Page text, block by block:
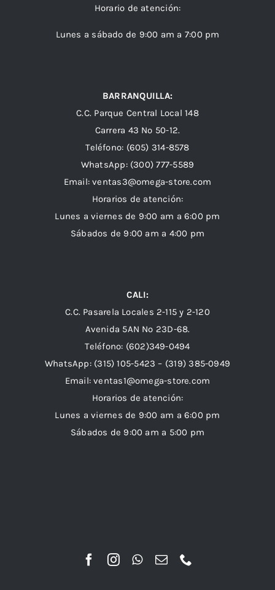
Horario de atención:
Lunes a sábado de 9:00 am a 7:00 pm
BARRANQUILLA:
C.C. Parque Central Local 148
Carrera 43 Nº 50-12.
Teléfono: (605) 314-8578
WhatsApp: (300) 777-5589
Email: ventas3@omega-store.com
Horarios de atención:
Lunes a viernes de 9:00 am a 6:00 pm
Sábados de 9:00 am a 4:00 pm
CALI:
C.C. Pasarela Locales 2-115 y 2-120
Avenida 5AN Nº 23D-68.
Teléfono: (602)349-0494
WhatsApp: (315) 105-5423 – (319) 385-0949
Email:ventas1@omega-store.com
Horarios de atención:
Lunes a viernes de 9:00 am a 6:00 pm
Sábados de 9:00 am a 5:00 pm